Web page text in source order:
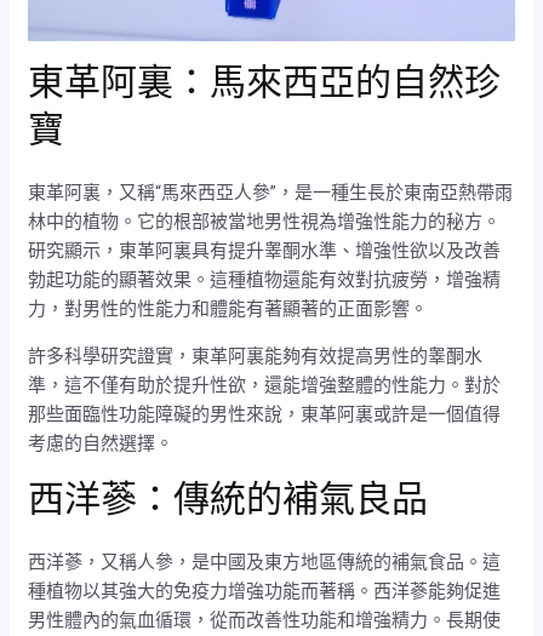
東革阿裏：馬來西亞的自然珍
寶
東革阿裏，又稱“馬來西亞人參”，是一種生長於東南亞熱帶雨
林中的植物。它的根部被當地男性視為增強性能力的秘方。
研究顯示，東革阿裏具有提升睾酮水準、增強性欲以及改善
勃起功能的顯著效果。這種植物還能有效對抗疲勞，增強精
力，對男性的性能力和體能有著顯著的正面影響。
許多科學研究證實，東革阿裏能夠有效提高男性的睾酮水
準，這不僅有助於提升性欲，還能增強整體的性能力。對於
那些面臨性功能障礙的男性來說，東革阿裏或許是一個值得
考慮的自然選擇。
西洋蔘：傳統的補氣良品
西洋蔘，又稱人參，是中國及東方地區傳統的補氣食品。這
種植物以其強大的免疫力增強功能而著稱。西洋蔘能夠促進
男性體內的氣血循環，從而改善性功能和增強精力。長期使